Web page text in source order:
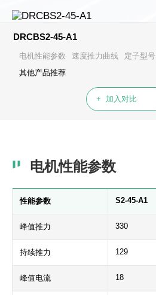
DRCBS2-45-A1
电机性能参数 速度推力曲线 定子型号
其他产品推荐
+ 加入对比
电机性能参数
性能参数 S2-45-A1
峰值推力 330
持续推力 129
峰值电流 18